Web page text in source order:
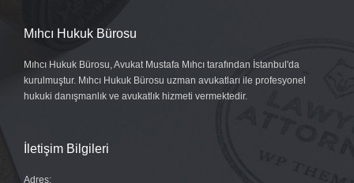
Mıhcı Hukuk Bürosu
Mıhcı Hukuk Bürosu, Avukat Mustafa Mıhcı tarafından İstanbul'da
kurulmuştur. Mıhcı Hukuk Bürosu uzman avukatları ile profesyonel
hukuki danışmanlık ve avukatlık hizmeti vermektedir.
İletişim Bilgileri
Adres: